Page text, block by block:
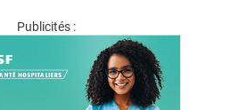
Publicités :